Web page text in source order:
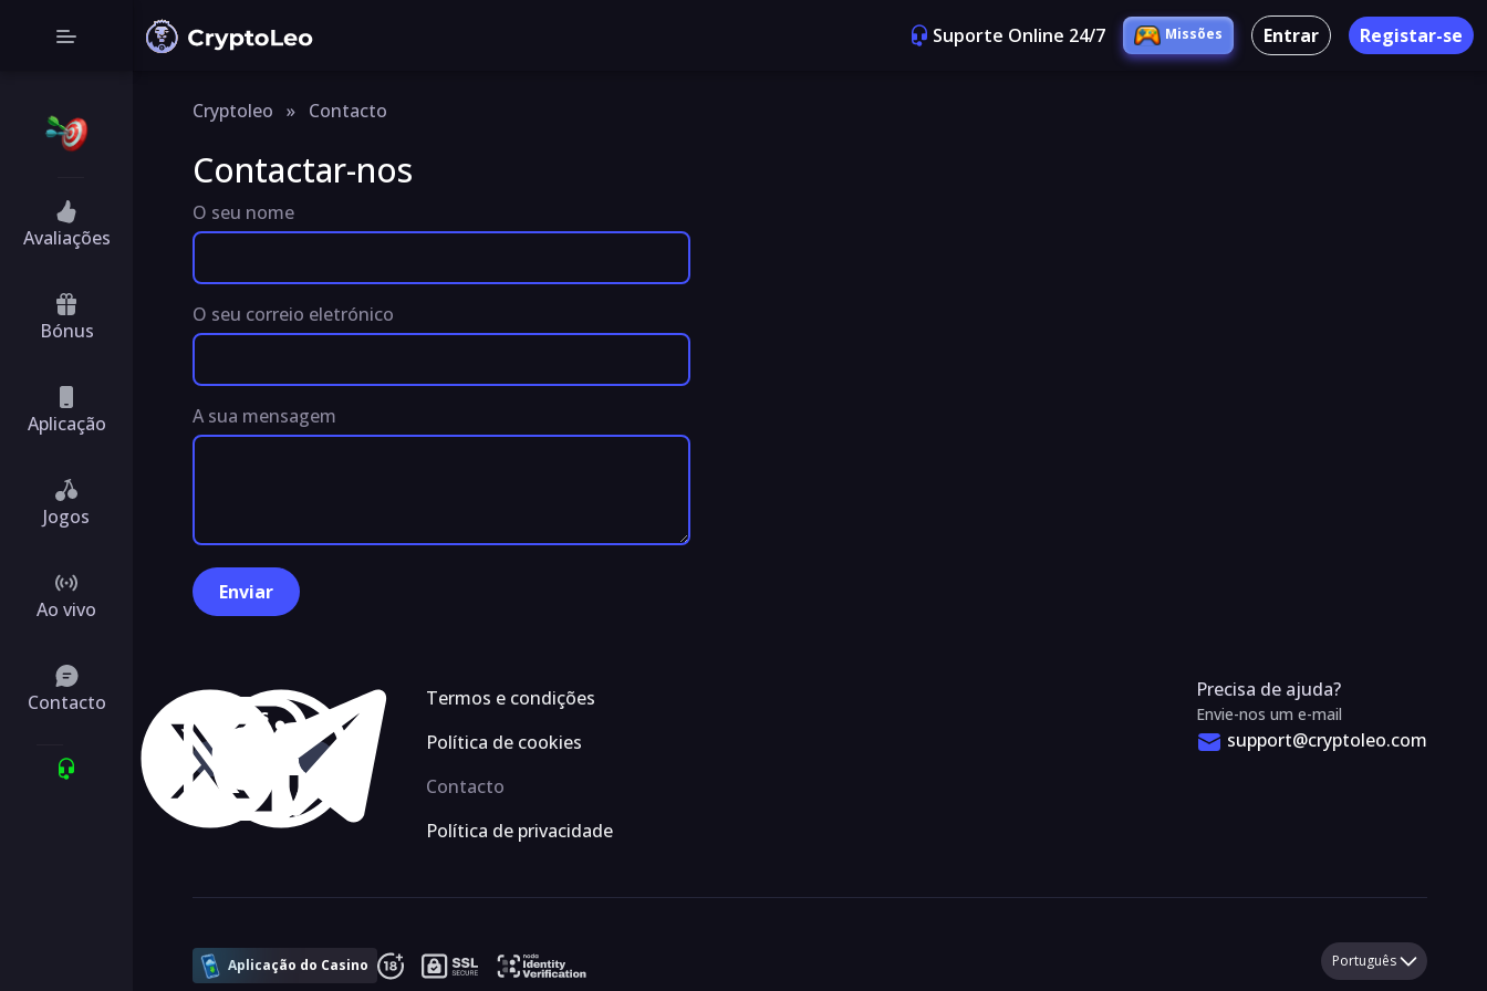
Avaliações
Bónus
Aplicação
Jogos
Ao vivo
Contacto
Suporte Online 24/7 Missões Entrar Registar-se
Cryptoleo » Contacto
Contactar-nos
O seu nome
O seu correio eletrónico
A sua mensagem
Siga-nos
Termos e condições
Política de cookies
Contacto
Política de privacidade
Precisa de ajuda?
Envie-nos um e-mail
support@cryptoleo.com
Aplicação do Casino Português